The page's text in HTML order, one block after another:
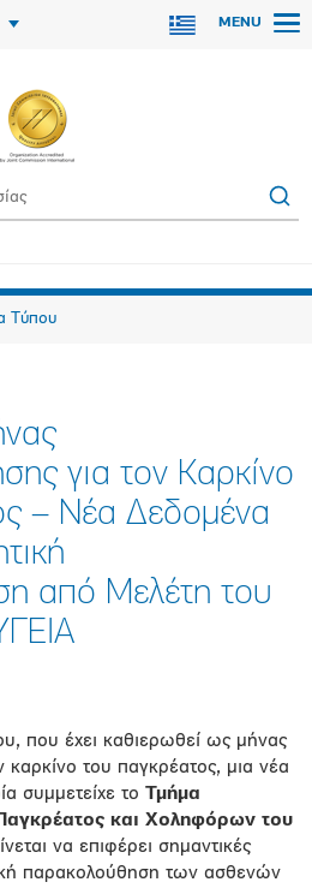
MENU
Τύπου
για τον Καρκίνο
– Νέα Δεδομένα
από Μελέτη του
που έχει καθιερωθεί ως μήνας
καρκίνο του παγκρέατος, μια νέα
συμμετείχε το Τμήμα
και Χοληφόρων του
να επιφέρει σημαντικές
παρακολούθηση των ασθενών